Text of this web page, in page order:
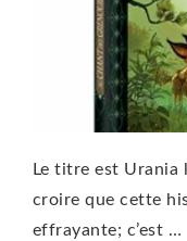
Le titre est Urania
croire que cette
effrayante; c’est …